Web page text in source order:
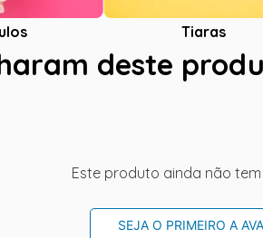
Tiaras
deste
Este produto ainda não
SEJA O PRIMEIRO A